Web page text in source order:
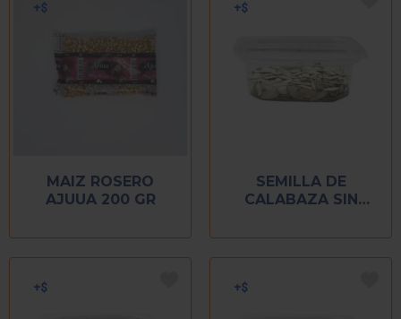
MAIZ ROSERO
AJUUA 200 GR
SEMILLA DE
CALABAZA SIN